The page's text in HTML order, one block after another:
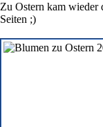
Zu Ostern kam wieder
Seiten ;)